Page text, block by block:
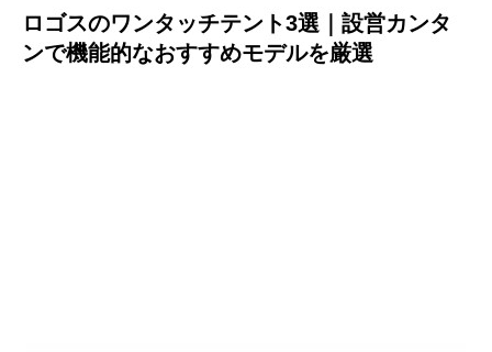
ロゴスのワンタッチテント3選｜設営カンタ
ンで機能的なおすすめモデルを厳選